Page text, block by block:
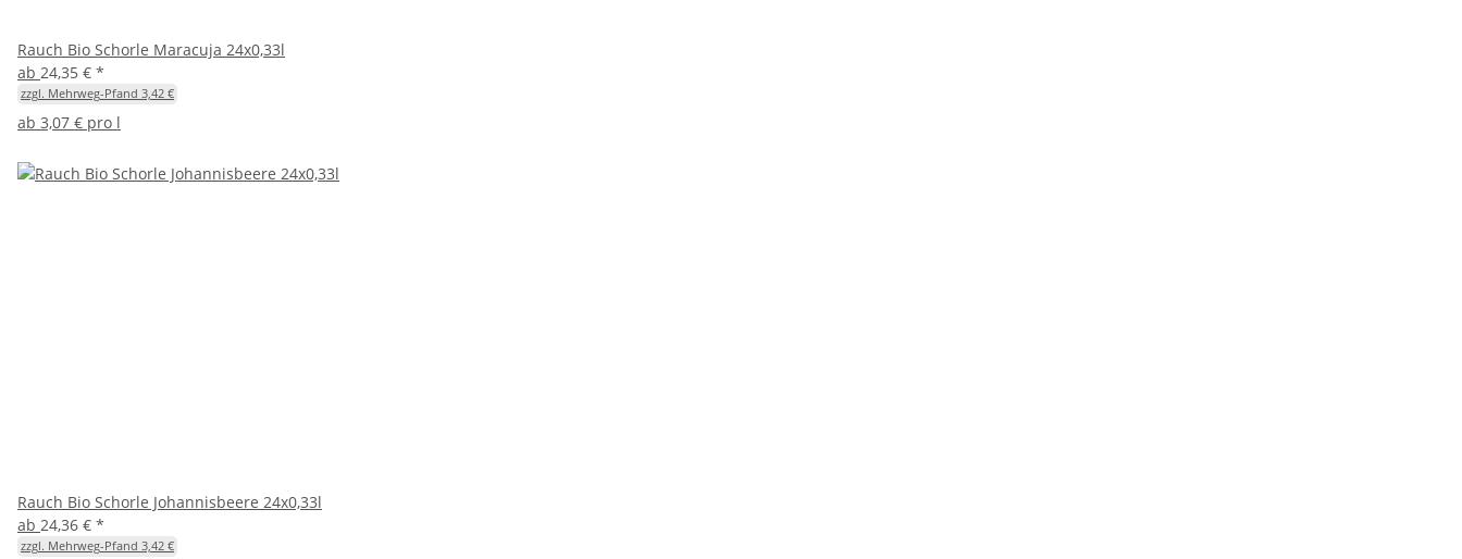
Rauch Bio Schorle Maracuja 24x0,33l
ab 24,35 € *
zzgl. Mehrweg-Pfand 3,42 €
ab 3,07 € pro l
Rauch Bio Schorle Johannisbeere 24x0,33l
ab 24,36 € *
zzgl. Mehrweg-Pfand 3,42 €